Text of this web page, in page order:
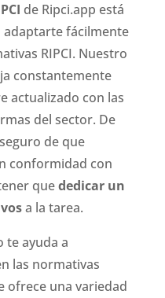
de Ripci.app está
adaptarte fácilmente
RIPCI. Nuestro
constantemente
actualizado con las
del sector. De
de que
conformidad con
quededicar un
a la tarea.
te ayuda a
las normativas
ofrece una variedad